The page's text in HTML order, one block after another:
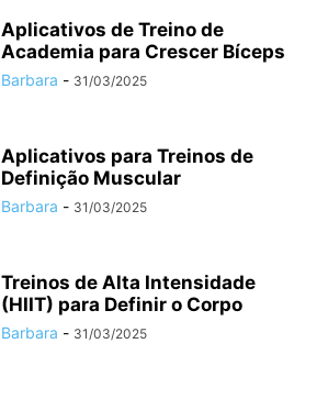
Aplicativos de Treino de
Academia para Crescer Bíceps
Barbara - 31/03/2025
Aplicativos para Treinos de
Definição Muscular
Barbara - 31/03/2025
Treinos de Alta Intensidade
(HIIT) para Definir o Corpo
Barbara - 31/03/2025